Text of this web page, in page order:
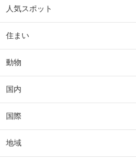
人気スポット
住まい
動物
国内
国際
地域